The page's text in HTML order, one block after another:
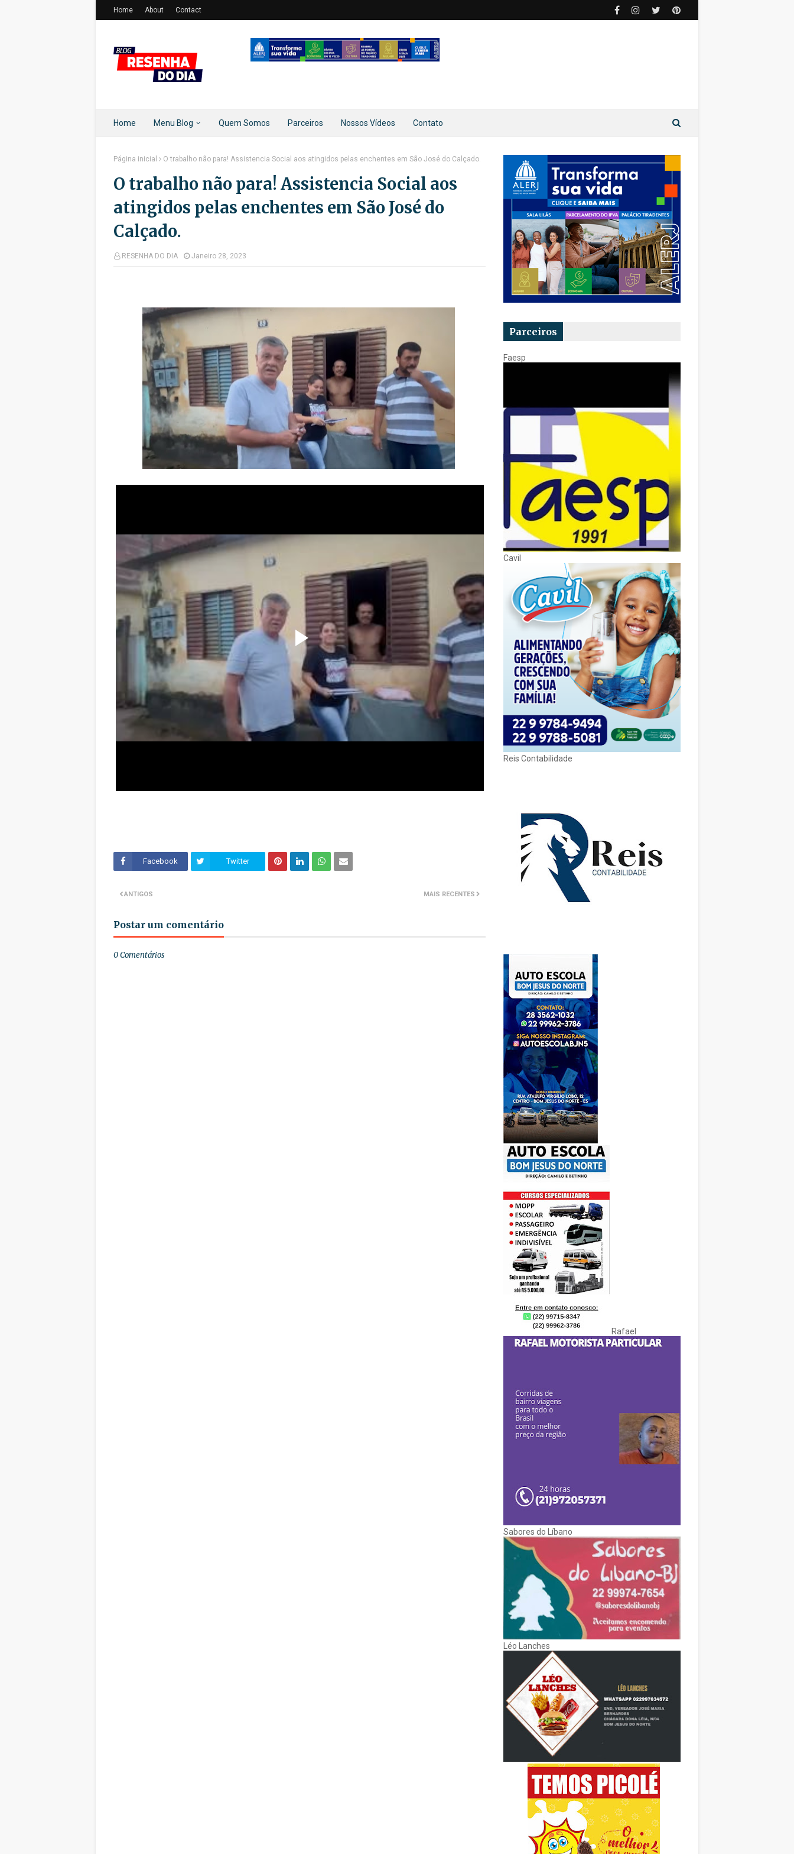
Home About Contact
Home Menu Blog Quem Somos Parceiros Nossos Vídeos Contato
Página inicial O trabalho não para! Assistencia Social aos atingidos pelas enchentes em São José do Calçado.
O trabalho não para! Assistencia Social aos
atingidos pelas enchentes em São José do
Calçado.
RESENHA DO DIA Janeiro 28, 2023
Facebook Twitter
MAIS RECENTES
ANTIGOS
Postar um comentário
0 Comentários
Parceiros
Faesp
Cavil
Reis Contabilidade
Rafael
Sabores do Líbano
Léo Lanches